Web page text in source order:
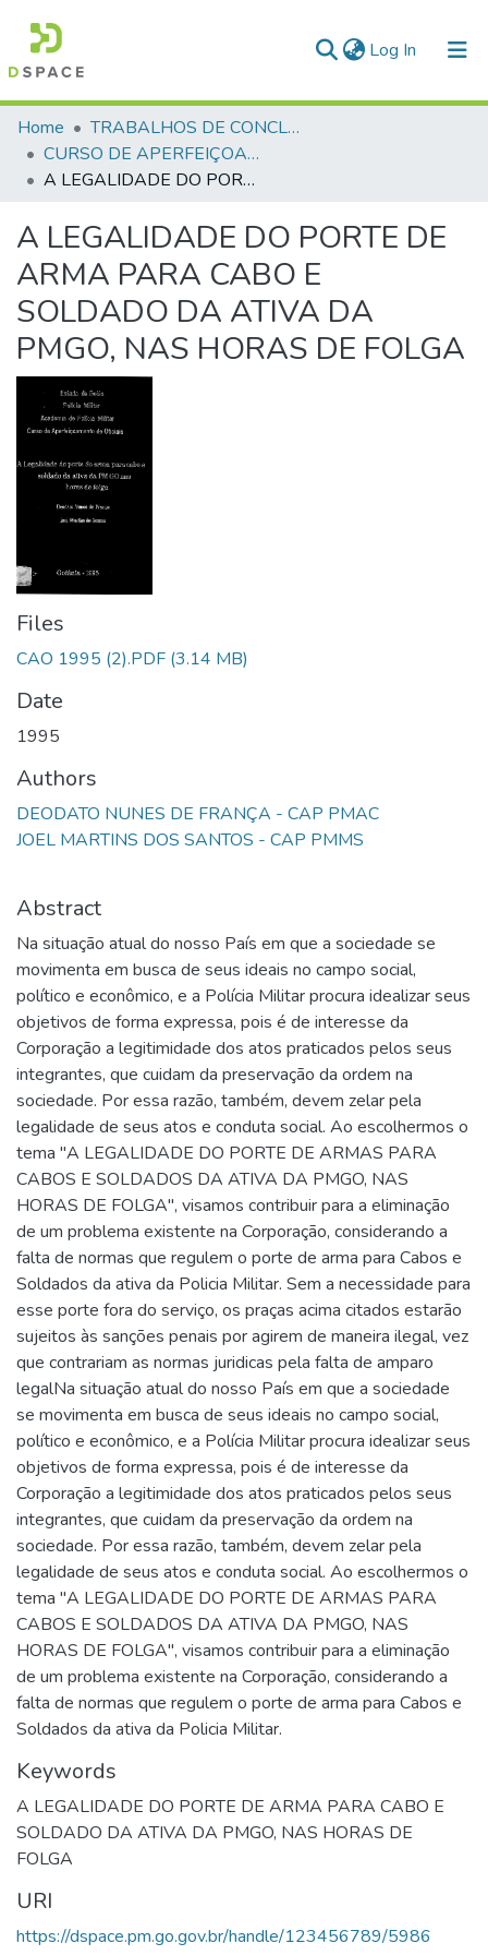
Log In (current)
Communities & Collections
All of DSpace
Home
TRABALHOS DE CONCLUSÃO DE CURSO - CAO (CURSO DE APERFEIÇOAMENTO DE OFICIAIS)
CURSO DE APERFEIÇOAMENTO DE OFICIAIS - CAO - 1995
A LEGALIDADE DO PORTE DE ARMA PARA CABO Е SOLDADO DA ATIVA DA PMGO, NAS HORAS DE FOLGA
A LEGALIDADE DO PORTE DE
ARMA PARA CABO Е
SOLDADO DA ATIVA DA
PMGO, NAS HORAS DE FOLGA
Files
CAO 1995 (2).PDF (3.14 MB)
Date
1995
Authors
DEODATO NUNES DE FRANÇA - CAP PMAC
JOEL MARTINS DOS SANTOS - CAP PMMS
Abstract
Na situação atual do nosso País em que a sociedade se
movimenta em busca de seus ideais no campo social,
político e econômico, e a Polícia Militar procura idealizar seus
objetivos de forma expressa, pois é de interesse da
Corporação a legitimidade dos atos praticados pelos seus
integrantes, que cuidam da preservação da ordem na
sociedade. Por essa razão, também, devem zelar pela
legalidade de seus atos e conduta social. Ao escolhermos o
tema "A LEGALIDADE DO PORTE DE ARMAS PARA
CABOS E SOLDADOS DA ATIVA DA PMGO, NAS
HORAS DE FOLGA", visamos contribuir para a eliminação
de um problema existente na Corporação, considerando a
falta de normas que regulem o porte de arma para Cabos e
Soldados da ativa da Policia Militar. Sem a necessidade para
esse porte fora do serviço, os praças acima citados estarão
sujeitos às sanções penais por agirem de maneira ilegal, vez
que contrariam as normas juridicas pela falta de amparo
legalNa situação atual do nosso País em que a sociedade
se movimenta em busca de seus ideais no campo social,
político e econômico, e a Polícia Militar procura idealizar seus
objetivos de forma expressa, pois é de interesse da
Corporação a legitimidade dos atos praticados pelos seus
integrantes, que cuidam da preservação da ordem na
sociedade. Por essa razão, também, devem zelar pela
legalidade de seus atos e conduta social. Ao escolhermos o
tema "A LEGALIDADE DO PORTE DE ARMAS PARA
CABOS E SOLDADOS DA ATIVA DA PMGO, NAS
HORAS DE FOLGA", visamos contribuir para a eliminação
de um problema existente na Corporação, considerando a
falta de normas que regulem o porte de arma para Cabos e
Soldados da ativa da Policia Militar.
Keywords
A LEGALIDADE DO PORTE DE ARMA PARA CABO Е
SOLDADO DA ATIVA DA PMGO, NAS HORAS DE
FOLGA
URI
https://dspace.pm.go.gov.br/handle/123456789/5986